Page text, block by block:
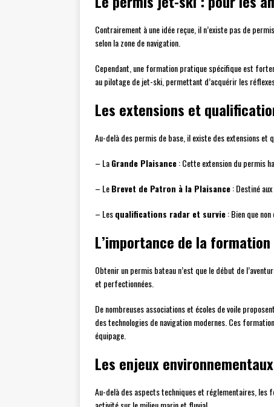
Contrairement à une idée reçue, il n’existe pas de
selon la zone de navigation.
Cependant, une formation pratique spécifique est
au pilotage de jet-ski, permettant d’acquérir les
Les extensions et
Au-delà des permis de base, il existe des extensions
– LaGrande Plaisance: Cette extension du permis
– LeBrevet de Patron à la Plaisance: Destiné
– Lesqualifications radar et survie: Bien que
L’importance de la
Obtenir un permis bateau n’est que le début de
et perfectionnées.
De nombreuses associations et écoles de voile
des technologies de navigation modernes. Ces
équipage.
Les enjeux
Au-delà des aspects techniques et réglementaires, les